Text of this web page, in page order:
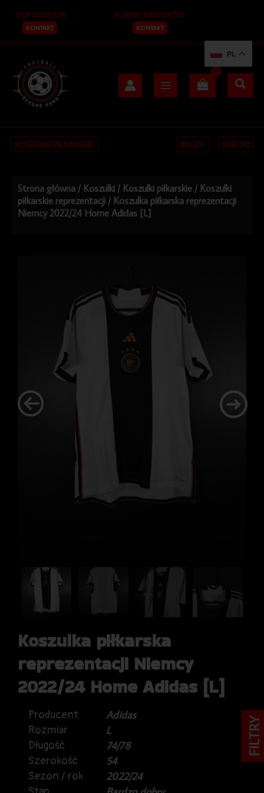
treści
SKUP KOSZULEK
KONTAKT
KLEJENIE NADRUKÓW
KONTAKT
KOSZULKI PIŁKARSKIE BLUZY KURTKI
Strona główna / Koszulki / Koszulki piłkarskie / Koszulki
piłkarskie reprezentacji / Koszulka piłkarska reprezentacji
Niemcy 2022/24 Home Adidas [L]
Koszulka piłkarska
reprezentacji Niemcy
2022/24 Home Adidas [L]
Producent
Adidas
Rozmiar
L
Długość
74/78
Szerokość
54
Sezon / rok
2022/24
PL
FILTRY